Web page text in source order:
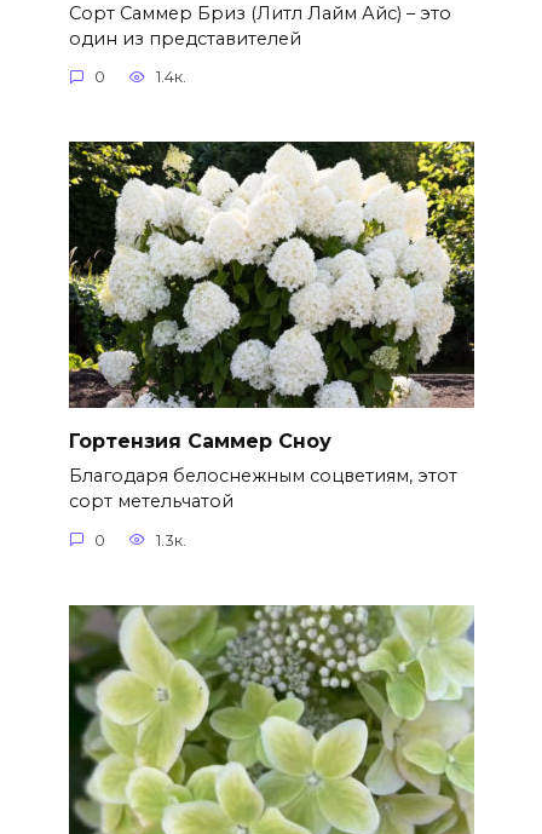
Сорт Саммер Бриз (Литл Лайм Айс) – это
один из представителей
0 1.4к.
Гортензия Саммер Сноу
Благодаря белоснежным соцветиям, этот
сорт метельчатой
0 1.3к.